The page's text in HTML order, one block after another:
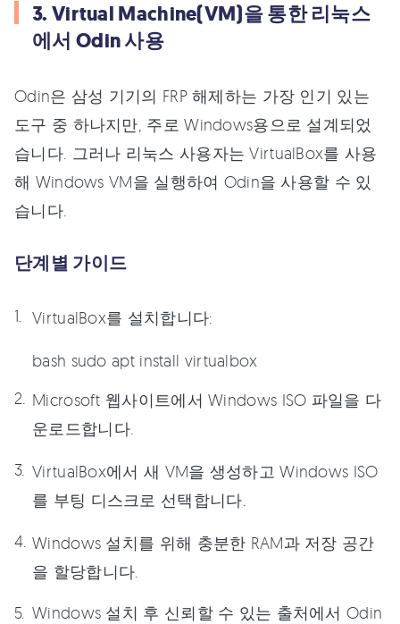
3. Virtual Machine(VM)을 통한 리눅스
에서 Odin 사용
Odin은 삼성 기기의 FRP 해제하는 가장 인기 있는
도구 중 하나지만, 주로 Windows용으로 설계되었
습니다. 그러나 리눅스 사용자는 VirtualBox를 사용
해 Windows VM을 실행하여 Odin을 사용할 수 있
습니다.
단계별 가이드
VirtualBox를 설치합니다:
bash sudo apt install virtualbox
Microsoft 웹사이트에서 Windows ISO 파일을 다
운로드합니다.
VirtualBox에서 새 VM을 생성하고 Windows ISO
를 부팅 디스크로 선택합니다.
Windows 설치를 위해 충분한 RAM과 저장 공간
을 할당합니다.
Windows 설치 후 신뢰할 수 있는 출처에서 Odin